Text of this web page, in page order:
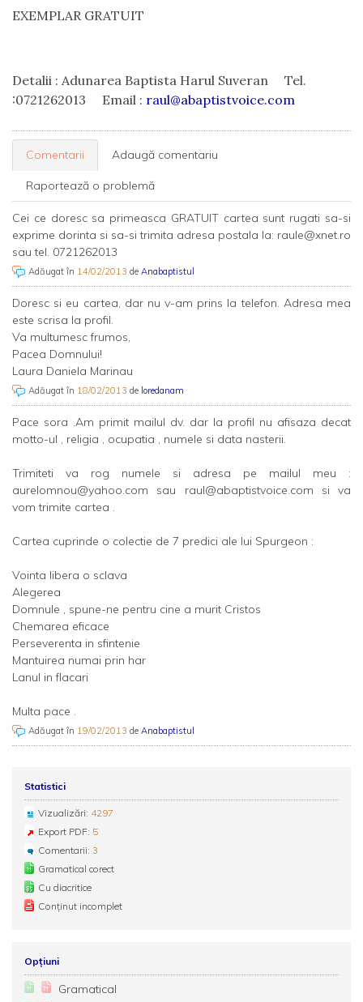
EXEMPLAR GRATUIT
Detalii : Adunarea Baptista Harul Suveran Tel.
:0721262013 Email : raul@abaptistvoice.com
Comentarii Adaugă comentariu
Raportează o problemă
Cei ce doresc sa primeasca GRATUIT cartea sunt rugati sa-si
exprime dorinta si sa-si trimita adresa postala la: raule@xnet.ro
sau tel. 0721262013
Adăugat în 14/02/2013 de Anabaptistul
Doresc si eu cartea, dar nu v-am prins la telefon. Adresa mea
este scrisa la profil.
Va multumesc frumos,
Pacea Domnului!
Laura Daniela Marinau
Adăugat în 18/02/2013 de loredanam
Pace sora .Am primit mailul dv. dar la profil nu afisaza decat
motto-ul , religia , ocupatia , numele si data nasterii.
Trimiteti va rog numele si adresa pe mailul meu :
aurelomnou@yahoo.com sau raul@abaptistvoice.com si va
vom trimite cartea .
Cartea cuprinde o colectie de 7 predici ale lui Spurgeon :
Vointa libera o sclava
Alegerea
Domnule , spune-ne pentru cine a murit Cristos
Chemarea eficace
Perseverenta in sfintenie
Mantuirea numai prin har
Lanul in flacari
Multa pace .
Adăugat în 19/02/2013 de Anabaptistul
Statistici
Vizualizări: 4297
Export PDF: 5
Comentarii: 3
Gramatical corect
Cu diacritice
Conținut incomplet
Opțiuni
Gramatical